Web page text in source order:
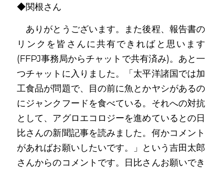
◆関根さん
ありがとうございます。また後程、報告書の
リンクを皆さんに共有できればと思います
(FFPJ事務局からチャットで共有済み)。あと一
つチャットに入りました。「太平洋諸国では加
工食品が問題で、目の前に魚とかヤシがあるの
にジャンクフードを食べている。それへの対抗
として、アグロエコロジーを進めているとの日
比さんの新聞記事を読みました。何かコメント
があればお願いしたいです。」という吉田太郎
さんからのコメントです。日比さんお願いでき